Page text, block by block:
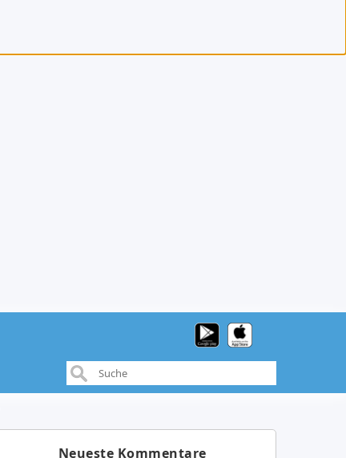
Neueste Kommentare